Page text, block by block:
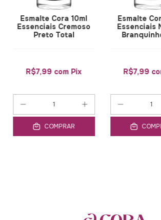
Esmalte Cora 10ml
Essenciais Cremoso
Preto Total
R$7,99 com Pix
COMPRAR
Esmalte
Essenciais
R$7,99